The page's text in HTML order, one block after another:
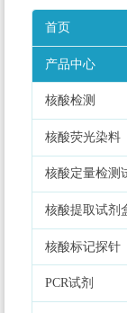
首页
产品中心
核酸检测
核酸荧光染料
核酸定量检测
核酸提取试剂
核酸标记探针
PCR试剂